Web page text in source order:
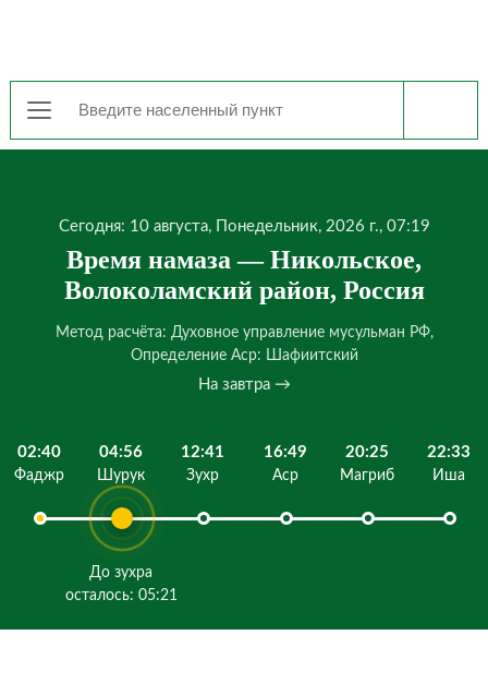
Сегодня: 10 августа, Понедельник, 2026 г., 07:19
Время намаза — Никольское,
Волоколамский район, Россия
Метод расчёта: Духовное управление мусульман РФ,
Определение Аср: Шафиитский
На завтра →
02:40
Фаджр
04:56
Шурук
До зухра
осталось: 05:21
12:41
Зухр
16:49
Аср
20:25
Магриб
22:33
Иша